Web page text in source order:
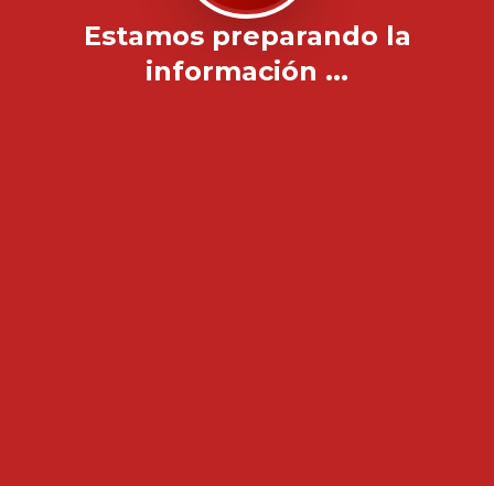
Estamos preparando la
información ...